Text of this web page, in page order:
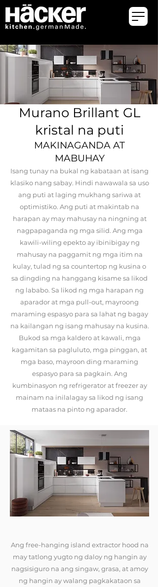
Murano Brillant GL
kristal na puti
MAKINAGANDA AT
MABUHAY
Isang tunay na bukal ng kabataan at isang
klasiko nang sabay. Hindi nawawala sa uso
ang puti at laging mukhang sariwa at
optimistiko. Ang puti at makintab na
harapan ay may mahusay na ningning at
nagpapaganda ng mga silid. Ang mga
kawili-wiling epekto ay ibinibigay ng
mahusay na paggamit ng mga itim na
kulay, tulad ng sa countertop ng kusina o
sa dingding na hanggang kisame sa likod
ng lababo. Sa likod ng mga harapan ng
aparador at mga pull-out, mayroong
maraming espasyo para sa lahat ng bagay
na kailangan ng isang mahusay na kusina.
Bukod sa mga kaldero at kawali, mga
kagamitan sa pagluluto, mga pinggan, at
mga baso, mayroon ding maraming
espasyo para sa pagkain. Ang
kumbinasyon ng refrigerator at freezer ay
mainam na inilalagay sa likod ng isang
mataas na pinto ng aparador.
Ang free-hanging island extractor hood na
may tatlong yugto ng daloy ng hangin ay
nagsisiguro na ang singaw, grasa, at amoy
ng hangin ay walang pagkakataon sa